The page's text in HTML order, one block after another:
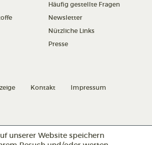
Häufig gestellte Fragen
Newsletter
Nützliche Links
Presse
Kontakt Impressum
unserer Website speichern